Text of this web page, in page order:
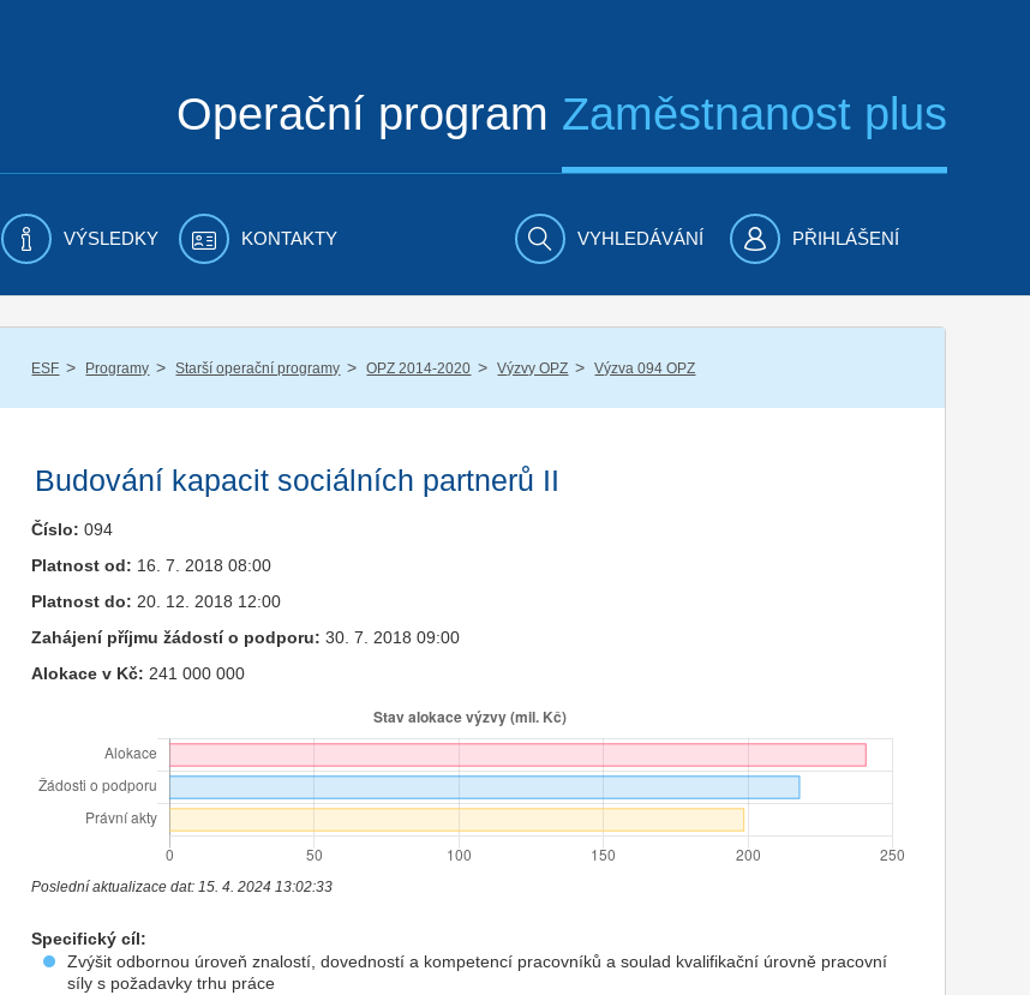
Operační program Zaměstnanost plus
VÝSLEDKY KONTAKTY VYHLEDÁVÁNÍ PŘIHLÁŠENÍ
ESF / Programy / Starší operační programy / OPZ 2014-2020 / Výzvy OPZ / Výzva 094 OPZ
Budování kapacit sociálních partnerů II
Číslo: 094
Platnost od: 16. 7. 2018 08:00
Platnost do: 20. 12. 2018 12:00
Zahájení příjmu žádostí o podporu: 30. 7. 2018 09:00
Alokace v Kč: 241 000 000
Poslední aktualizace dat: 15. 4. 2024 13:02:33
Specifický cíl:
Zvýšit odbornou úroveň znalostí, dovedností a kompetencí pracovníků a soulad kvalifikační úrovně pracovní
síly s požadavky trhu práce